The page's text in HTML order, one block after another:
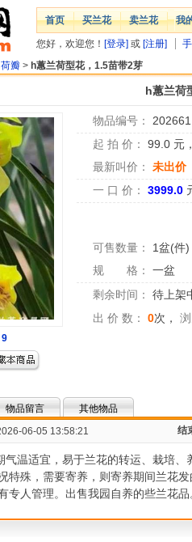
首页 买兰花 卖兰花 我
您好，欢迎您！ [登录] 或 [注册]
荷瓣 > h蕙兰荷型花，1.5苗带2芽
h蕙兰荷
9
物品编号：
起 拍 价：
99.0 元
最新叫价：
未出价
一 口 价：
3999.0
可售数量： 1盆(件)
规 格：
一盆
剩余时间：
待上架
出 价 数：
0次，
物品留言
其他物品
06-05 13:58:21 结
温适宜，易于兰花的转运、栽培、
特殊，需要寄养，则寄养期间兰花
专人管理。出售我园自养的些兰花品